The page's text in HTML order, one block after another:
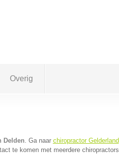
Overig
Delden. Ga naar chiropractor Gelderland
te komen met meerdere chiropractors